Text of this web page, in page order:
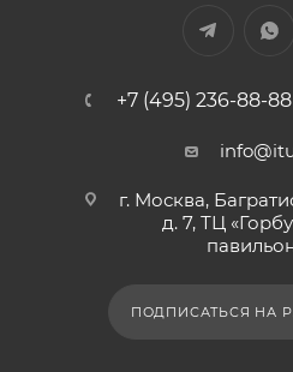
+7 (495) 236-88-88
г. Москва,
д. 7, ТЦ
ПОДПИСАТЬСЯ НА